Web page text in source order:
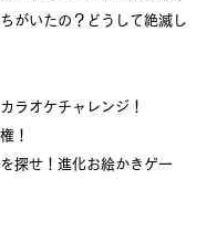
がいたの？どうして絶滅し
ラオケチャレンジ！
！
探せ！進化お絵かきゲー